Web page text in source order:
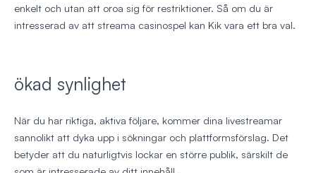
enkelt och utan att oroa sig för restriktioner. Så om du är
intresserad av att streama casinospel kan Kik vara ett bra val.
ökad synlighet
När du har riktiga, aktiva följare, kommer dina livestreamar
sannolikt att dyka upp i sökningar och plattformsförslag. Det
betyder att du naturligtvis lockar en större publik, särskilt de